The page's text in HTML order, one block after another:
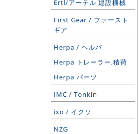
Ertl/アーテル 建設機械
First Gear / ファースト
ギア
Herpa / ヘルパ
Herpa トレーラー,積荷
Herpa パーツ
IMC / Tonkin
ixo / イクソ
NZG